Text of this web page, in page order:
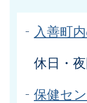
入善町
休日・
保健セ